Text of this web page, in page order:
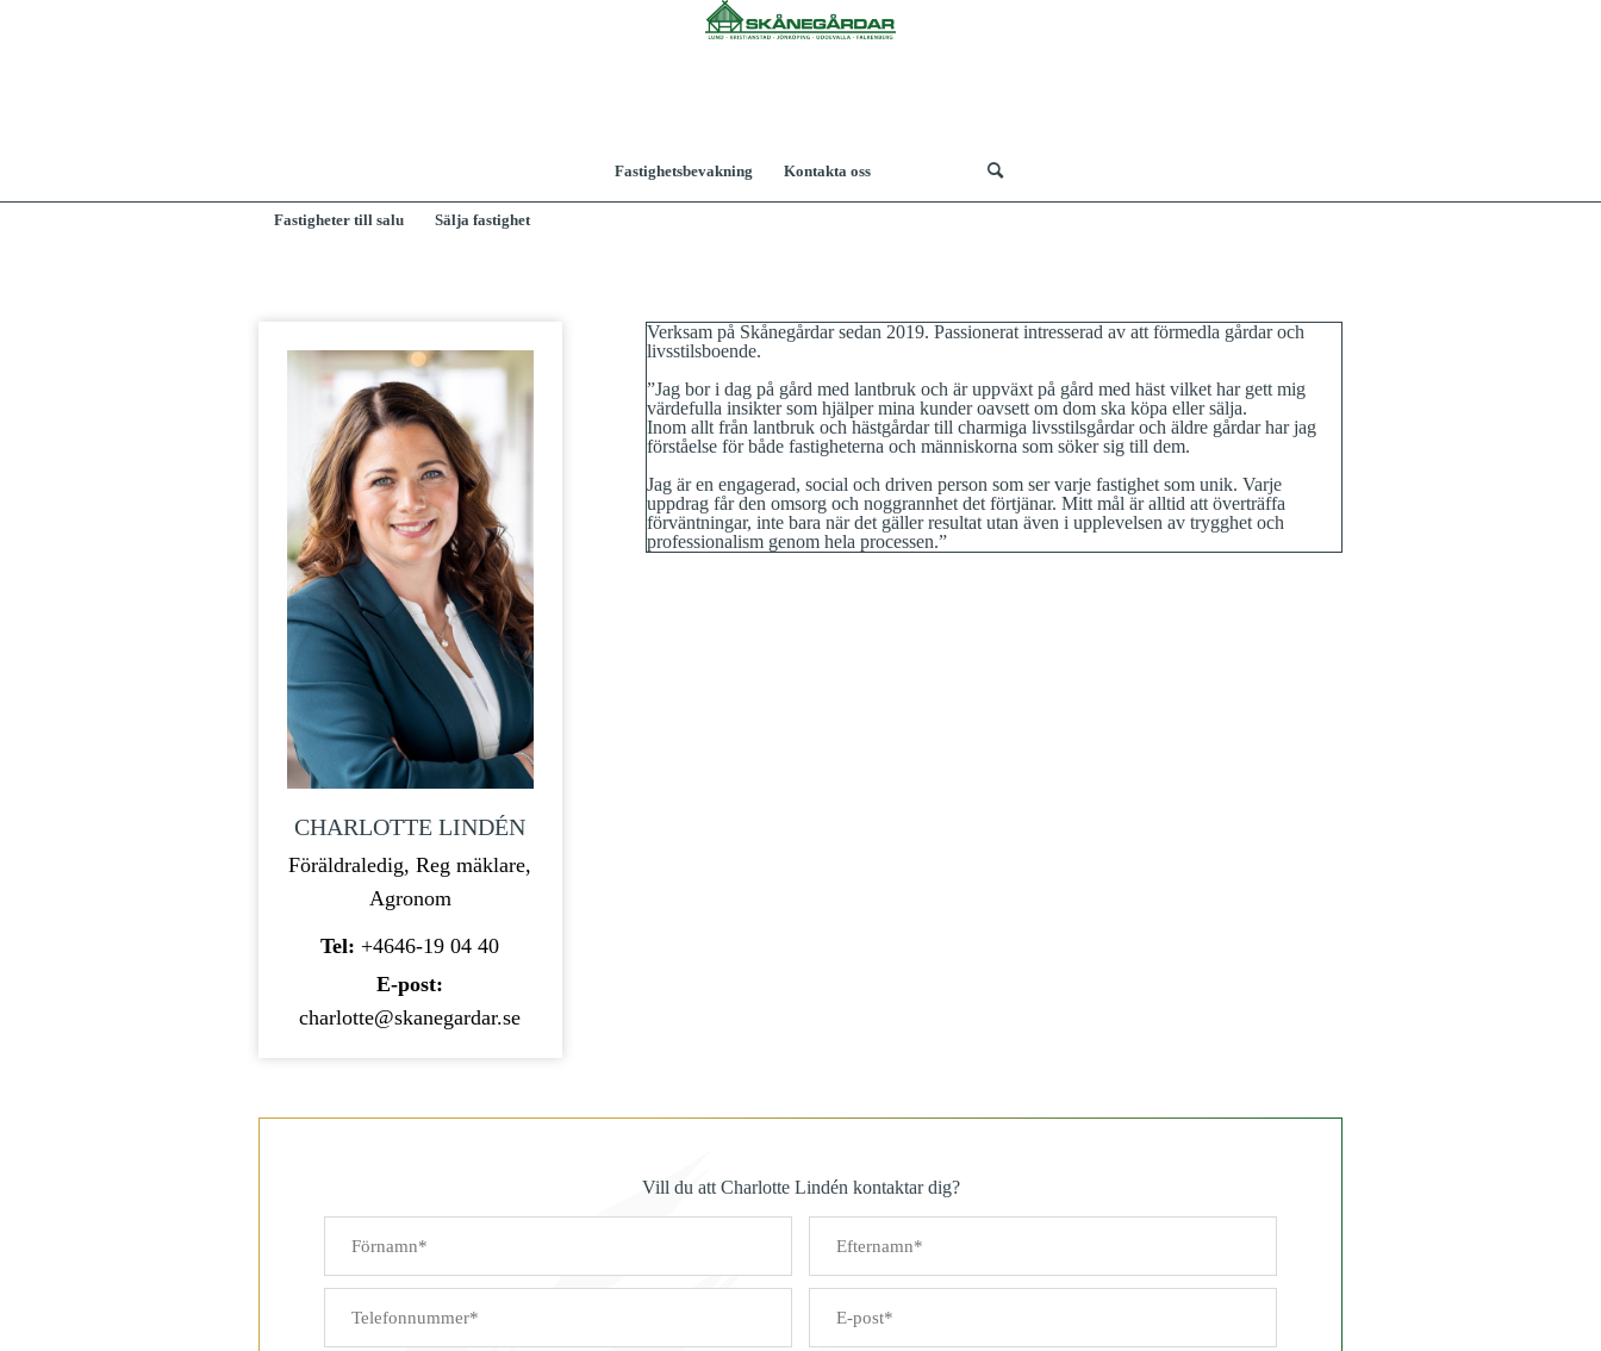
Fastighetsbevakning Kontakta oss
Fastigheter till salu Sälja fastighet
CHARLOTTE LINDÉN
Föräldraledig, Reg mäklare,
Agronom
Tel: +4646-19 04 40
E-post:
charlotte@skanegardar.se
Verksam på Skånegårdar sedan 2019. Passionerat intresserad av att förmedla gårdar och
livsstilsboende.
”Jag bor i dag på gård med lantbruk och är uppväxt på gård med häst vilket har gett mig
värdefulla insikter som hjälper mina kunder oavsett om dom ska köpa eller sälja.
Inom allt från lantbruk och hästgårdar till charmiga livsstilsgårdar och äldre gårdar har jag
förståelse för både fastigheterna och människorna som söker sig till dem.
Jag är en engagerad, social och driven person som ser varje fastighet som unik. Varje
uppdrag får den omsorg och noggrannhet det förtjänar. Mitt mål är alltid att överträffa
förväntningar, inte bara när det gäller resultat utan även i upplevelsen av trygghet och
professionalism genom hela processen.”
Vill du att Charlotte Lindén kontaktar dig?